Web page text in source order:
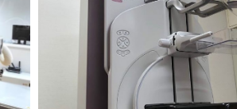
乳房X線撮影
Mammography